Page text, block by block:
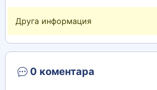
Друга информация
0 коментара